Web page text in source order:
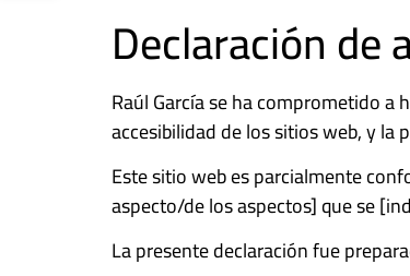
Declaración de
Raúl García se ha comprometido
accesibilidad de los sitios web, y
Este sitio web es parcialmente
aspecto/de los aspectos] que se
La presente declaración fue